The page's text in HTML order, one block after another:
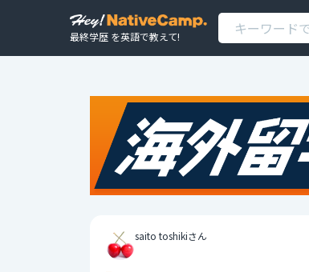
最終学歴 を英語で教えて!
saito toshikiさん